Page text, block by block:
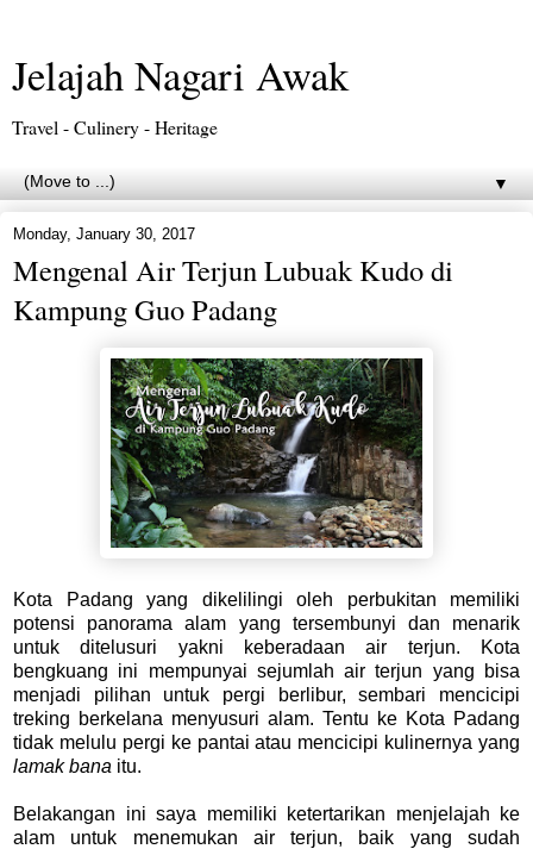
Jelajah Nagari Awak
Travel - Culinery - Heritage
▼
Monday, January 30, 2017
Mengenal Air Terjun Lubuak Kudo di
Kampung Guo Padang
Kota Padang yang dikelilingi oleh perbukitan memiliki
potensi panorama alam yang tersembunyi dan menarik
untuk ditelusuri yakni keberadaan air terjun. Kota
bengkuang ini mempunyai sejumlah air terjun yang bisa
menjadi pilihan untuk pergi berlibur, sembari mencicipi
treking berkelana menyusuri alam. Tentu ke Kota Padang
tidak melulu pergi ke pantai atau mencicipi kulinernya yang
lamak bana itu.
Belakangan ini saya memiliki ketertarikan menjelajah ke
alam untuk menemukan air terjun, baik yang sudah